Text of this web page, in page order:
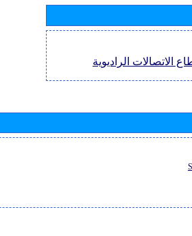
الاتصالات الراديوية